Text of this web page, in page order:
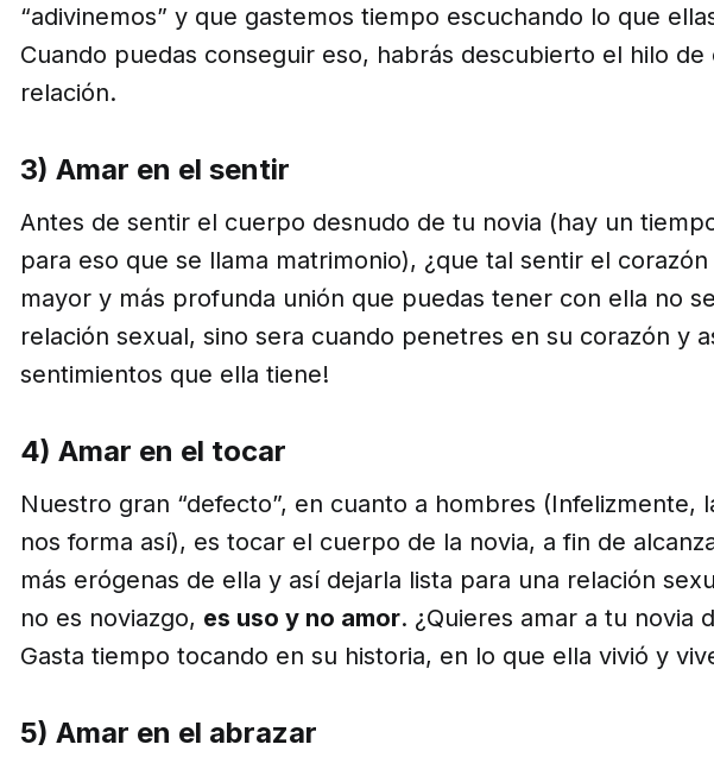
“adivinemos” y que gastemos tiempo escuchando lo que
Cuando puedas conseguir eso, habrás descubierto el hilo de
relación.
3) Amar en el sentir
Antes de sentir el cuerpo desnudo de tu novia (hay un
para eso que se llama matrimonio), ¿que tal sentir el corazón
mayor y más profunda unión que puedas tener con ella no
relación sexual, sino sera cuando penetres en su corazón y
sentimientos que ella tiene!
4) Amar en el tocar
Nuestro gran “defecto”, en cuanto a hombres (Infelizmente,
nos forma así), es tocar el cuerpo de la novia, a fin de
más erógenas de ella y así dejarla lista para una relación
no es noviazgo, es uso y no amor. ¿Quieres amar a tu novia
Gasta tiempo tocando en su historia, en lo que ella vivió y
5) Amar en el abrazar